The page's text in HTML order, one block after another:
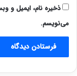
ذخیره نام، ایمیل و
می‌نویسم.